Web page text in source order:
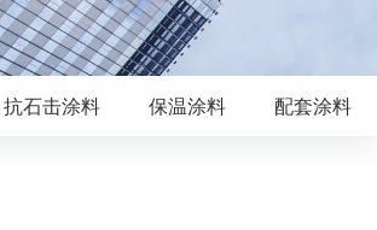
抗石击涂料 保温涂料 配套涂料